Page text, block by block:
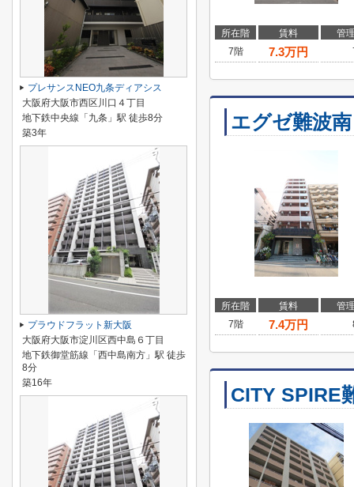
所在階 賃料
管
7階
7.3万円
エグゼ難波南
所在階 賃料
管
7階
7.4万円
CITY SPIRE
プレサンスNEO九条ディアシス
大阪府大阪市西区川口４丁目
地下鉄中央線「九条」駅 徒歩8分
築3年
プラウドフラット新大阪
大阪府大阪市淀川区西中島６丁目
地下鉄御堂筋線「西中島南方」駅 徒歩
8分
築16年